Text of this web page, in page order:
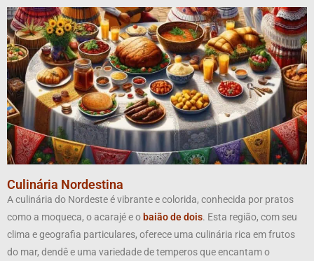
Culinária Nordestina
A culinária do Nordeste é vibrante e colorida, conhecida por pratos
como a moqueca, o acarajé e obaião de dois. Esta região, com seu
clima e geografia particulares, oferece uma culinária rica em frutos
do mar, dendê e uma variedade de temperos que encantam o